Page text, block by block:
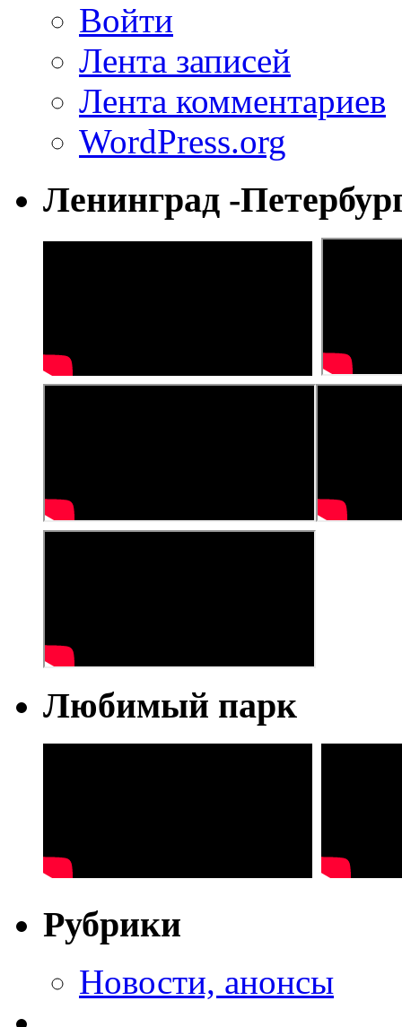
Войти
Лента записей
Лента комментариев
WordPress.org
Ленинград -
Любимый парк
Рубрики
Новости, анонсы